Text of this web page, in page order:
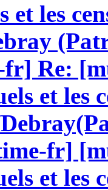
et les
Re:
et les
fr]
et les